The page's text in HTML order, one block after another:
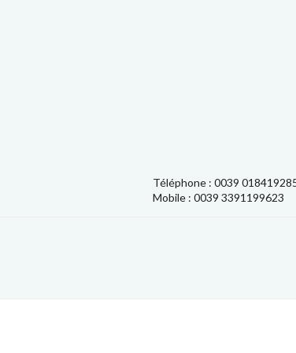
Téléphone : 0039
Mobile : 0039 3391199623